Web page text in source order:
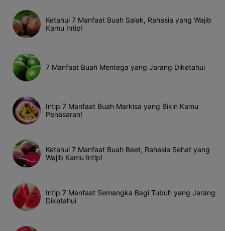
Ketahui 7 Manfaat Buah Salak, Rahasia yang Wajib
Kamu Intip!
7 Manfaat Buah Mentega yang Jarang Diketahui
Intip 7 Manfaat Buah Markisa yang Bikin Kamu
Penasaran!
Ketahui 7 Manfaat Buah Beet, Rahasia Sehat yang
Wajib Kamu Intip!
Intip 7 Manfaat Semangka Bagi Tubuh yang Jarang
Diketahui